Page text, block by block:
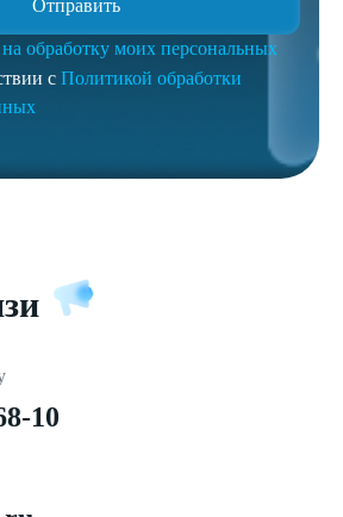
на обработку моих персональных
с Политикой обработки
10